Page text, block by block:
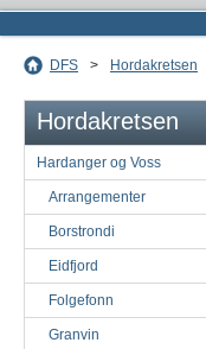
DFS > Hordakretsen
Hordakretsen
Hardanger og Voss
Arrangementer
Borstrondi
Eidfjord
Folgefonn
Granvin